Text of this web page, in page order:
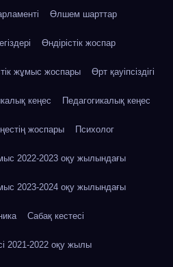
Өлшем шарттар
Өндірістік жоспар
жұмыс жоспары Өрт қауіпсіздігі
кеңес Педагогикалық кеңес
жоспары Психолог
2022-2023 оқу жылындағы
2023-2024 оқу жылындағы
Сабақ кестесі
2021-2022 оқу жылы